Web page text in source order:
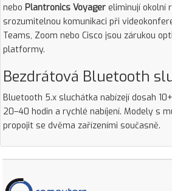
nebo Plantronics Voyager eliminují okolní
srozumitelnou komunikaci při
Teams, Zoom nebo Cisco jsou zárukou
platformy.
Bezdrátová Bluetooth
Bluetooth 5.x sluchátka nabízejí dosah
20–40 hodin a rychlé nabíjení. Modely s
propojit se dvěma zařízeními současně.